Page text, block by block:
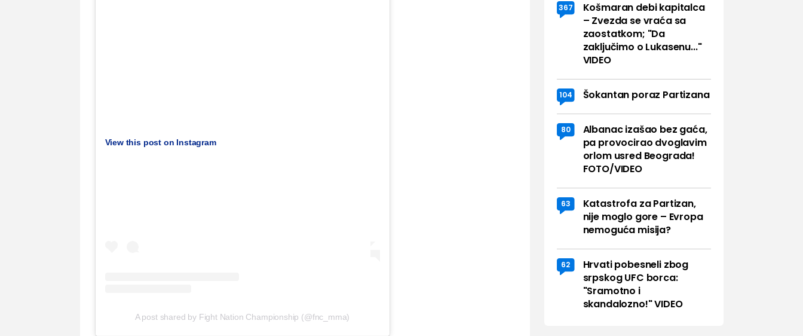
View this post on Instagram
A post shared by Fight Nation Championship (@fnc_mma)
367
Košmaran debi kapitalca
– Zvezda se vraća sa
zaostatkom; "Da
zaključimo o Lukasenu..."
VIDEO
104 Šokantan poraz Partizana
80
Albanac izašao bez gaća,
pa provocirao dvoglavim
orlom usred Beograda!
FOTO/VIDEO
63
Katastrofa za Partizan,
nije moglo gore – Evropa
nemoguća misija?
62
Hrvati pobesneli zbog
srpskog UFC borca:
"Sramotno i
skandalozno!" VIDEO